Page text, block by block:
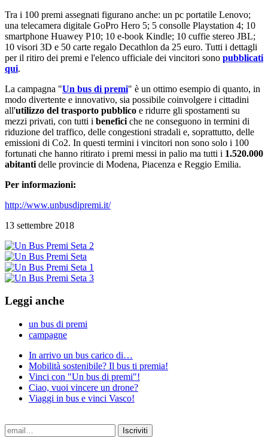
Tra i 100 premi assegnati figurano anche: un pc portatile Lenovo;
una telecamera digitale GoPro Hero 5; 5 consolle Playstation 4; 10
smartphone Huawey P10; 10 e-book Kindle; 10 cuffie stereo JBL;
10 visori 3D e 50 carte regalo Decathlon da 25 euro. Tutti i dettagli
per il ritiro dei premi e l'elenco ufficiale dei vincitori sono pubblicati
qui.
La campagna "Un bus di premi" è un ottimo esempio di quanto, in
modo divertente e innovativo, sia possibile coinvolgere i cittadini
all'utilizzo del trasporto pubblico e ridurre gli spostamenti su
mezzi privati, con tutti i benefici che ne conseguono in termini di
riduzione del traffico, delle congestioni stradali e, soprattutto, delle
emissioni di Co2. In questi termini i vincitori non sono solo i 100
fortunati che hanno ritirato i premi messi in palio ma tutti i 1.520.000
abitanti delle provincie di Modena, Piacenza e Reggio Emilia.
Per informazioni:
http://www.unbusdipremi.it/
13 settembre 2018
Leggi anche
un bus di premi
campagne
In arrivo un bus carico di…
Mobilità sostenibile? Il bus ti premia!
Vinci con "Un bus di premi"!
Ciao, vuoi vincere un drone?
Viaggi in bus e vinci Vasco!